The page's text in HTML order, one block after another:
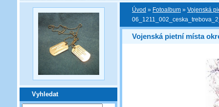
Vyhledat
Úvod » Fotoalbum » Vojenská
Vojenská pietní místa